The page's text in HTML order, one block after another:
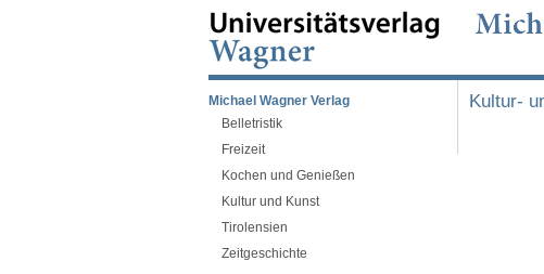
Michael Wagner Verlag
Belletristik
Freizeit
Kochen und Genießen
Kultur und Kunst
Tirolensien
Zeitgeschichte
Kultur-